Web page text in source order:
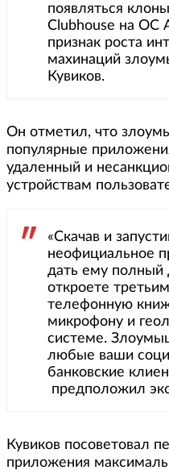
появляться
Clubhouse на ОС
признак роста
махинаций
Кувиков.
Он отметил, что
популярные
удаленный и
устройствам
«Скачав и
неофициальное
дать ему полный
откроете
телефонную
микрофону и
системе.
любые ваши
банковские
предположил
Кувиков посоветовал
приложения